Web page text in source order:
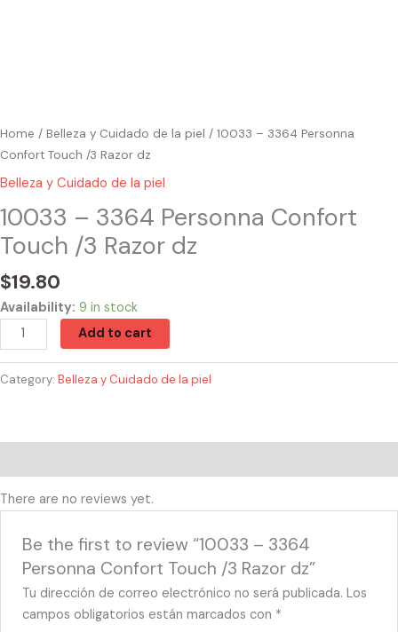
Home / Belleza y Cuidado de la piel / 10033 – 3364 Personna
Confort Touch /3 Razor dz
Belleza y Cuidado de la piel
10033 – 3364 Personna Confort
Touch /3 Razor dz
$19.80
Availability: 9 in stock
Add to cart
Category: Belleza y Cuidado de la piel
There are no reviews yet.
Be the first to review “10033 – 3364
Personna Confort Touch /3 Razor dz”
Tu dirección de correo electrónico no será publicada. Los
campos obligatorios están marcados con *